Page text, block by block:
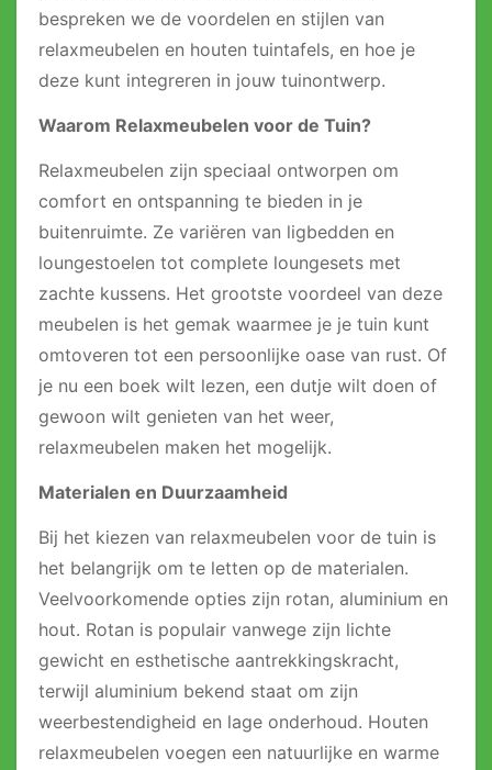
bespreken we de voordelen en stijlen van
relaxmeubelen en houten tuintafels, en hoe je
deze kunt integreren in jouw tuinontwerp.
Waarom Relaxmeubelen voor de Tuin?
Relaxmeubelen zijn speciaal ontworpen om
comfort en ontspanning te bieden in je
buitenruimte. Ze variëren van ligbedden en
loungestoelen tot complete loungesets met
zachte kussens. Het grootste voordeel van deze
meubelen is het gemak waarmee je je tuin kunt
omtoveren tot een persoonlijke oase van rust. Of
je nu een boek wilt lezen, een dutje wilt doen of
gewoon wilt genieten van het weer,
relaxmeubelen maken het mogelijk.
Materialen en Duurzaamheid
Bij het kiezen van relaxmeubelen voor de tuin is
het belangrijk om te letten op de materialen.
Veelvoorkomende opties zijn rotan, aluminium en
hout. Rotan is populair vanwege zijn lichte
gewicht en esthetische aantrekkingskracht,
terwijl aluminium bekend staat om zijn
weerbestendigheid en lage onderhoud. Houten
relaxmeubelen voegen een natuurlijke en warme